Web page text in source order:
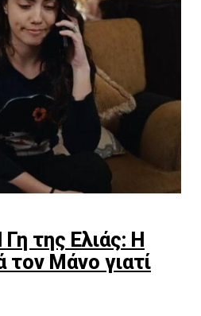
Γη της Ελιάς: Η
τον Μάνο γιατί